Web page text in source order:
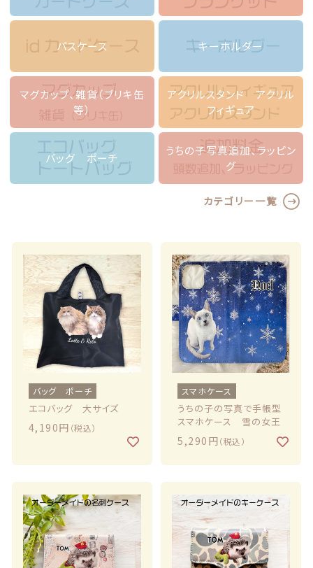
パスケース キーホルダー
マグカップ、雑貨（ブリキ缶
等）
アクリルスタンド アクリル
フィギュア
バッグ ポーチ
うちの子写真追加、ラッピン
グ
カテゴリー一覧
バッグ ポーチ
エコバッグ 大サイズ
4,190円 （税込）
スマホケース
うちの子の写真で手帳型
スマホケース 雪の女王
5,290円（税込）
セール商品
新着商品
商品一覧
最近チェックした商品
注文履歴
当店について
ブログ
よくある質問
マスク ブランケット
パスケース
キーホルダー
マグカップ、雑貨（ブリキ缶等）
アクリルスタンド アクリルフィギュア
うちの子写真追加、ラッピング
ラッピング
その他
在庫あり セール
並び順